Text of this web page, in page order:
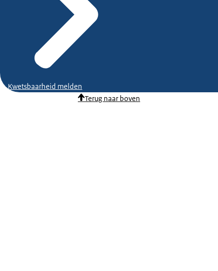
Kwetsbaarheid melden
Terug naar boven